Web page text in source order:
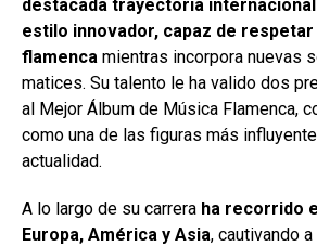
destacada trayectoria
estilo innovador, capaz de
flamenca mientras incorpora nuevas
matices. Su talento le ha valido dos
al Mejor Álbum de Música Flamenca,
como una de las figuras más
actualidad.
A lo largo de su carrera ha recorrido
Europa, América y Asia, cautivando